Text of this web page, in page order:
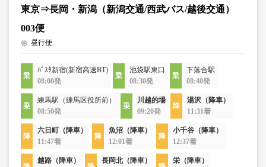
東京⇒長岡・新潟（新潟交通/西武バス/越後交通）
003便
昼行便
ﾊﾞｽﾀ新宿(新宿高速BT)
08:00発
池袋駅東口
08:30発
下落合駅
08:40発
練馬駅（練馬区役所前）
08:50発
川越的場
09:20発
湯沢（降車）
11:31着
六日町（降車）
11:47着
魚沼（降車）
12:01着
小千谷（降車）
12:37着
越路（降車）
長岡北（降車）
栄（降車）